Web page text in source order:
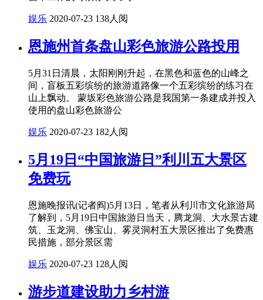
娱乐 2020-07-23 138人阅
恩施州首条盘山彩色旅游公路投用
5月31日清晨，太阳刚刚升起，在黑色和蓝色的山峰之
间，盲板五彩缤纷的旅游道路像一个五彩缤纷的练习在
山上飘动。 蒙坂彩色旅游公路是我国第一条建成并投入
使用的盘山彩色旅游公
娱乐 2020-07-23 182人阅
5月19日“中国旅游日”利川五大景区
免费玩
恩施晚报讯(记者阎)5月13日，笔者从利川市文化旅游局
了解到，5月19日中国旅游日当天，腾龙洞、大水景古建
筑、玉龙洞、佛宝山、雾灵洞村五大景区推出了免费惠
民措施，部分景区需
娱乐 2020-07-23 128人阅
游步道建设助力乡村游